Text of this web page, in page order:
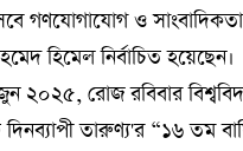
গণযোগাযোগ ও সাংবাদিকতা
হিমেল নির্বাচিত হয়েছেন।
রোজ রবিবার
তারুণ্য'র “১৬ তম